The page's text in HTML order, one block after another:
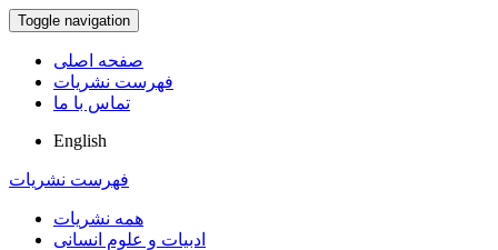
Toggle navigation
صفحه اصلی
فهرست نشریات
تماس با ما
English
فهرست نشریات
همه نشریات
ادبیات و علوم انسانی